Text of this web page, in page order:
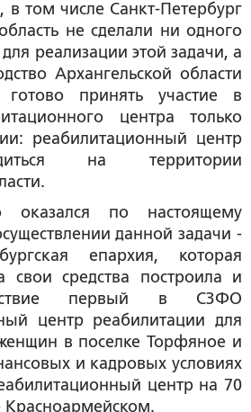
том числе Санкт-Петербург
не сделали ни одного
реализации этой задачи, а
Архангельской области
принять участие в
центра только
реабилитационный центр
на территории
оказался по настоящему
данной задачи -
епархия, которая
свои средства построила и
первый в СЗФО
центр реабилитации для
в поселке Торфяное и
и кадровых условиях
центр на 70
Красноармейском.